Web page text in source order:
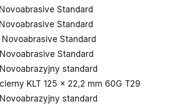
Standard
Standard
Novoabrasive Standard
Standard
standard
KLT 125 x 22,2 mm 60G T29
standard